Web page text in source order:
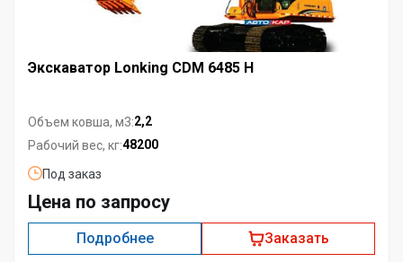
Экскаватор Lonking CDM 6485 H
Объем ковша, м3:2,2
Рабочий вес, кг:48200
Под заказ
Цена по запросу
Подробнее Заказать